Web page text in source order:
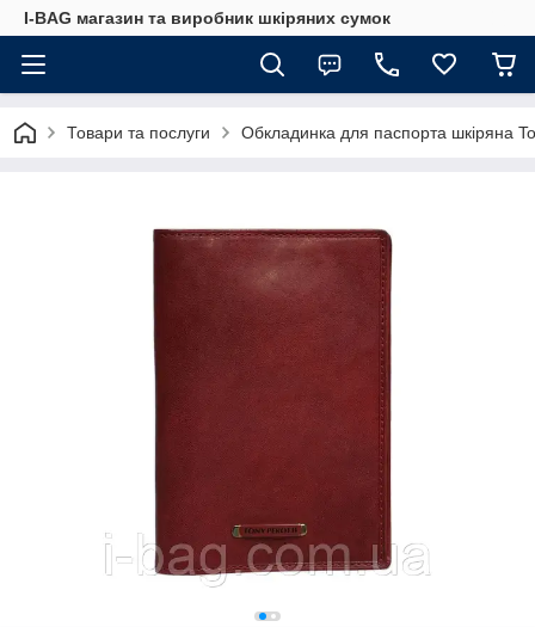
I-BAG магазин та виробник шкіряних сумок
Товари та послуги Обкладинка для паспорта шкіряна